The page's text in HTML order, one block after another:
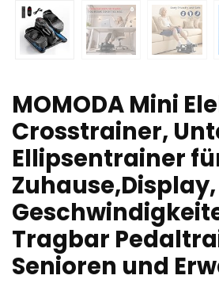
MOMODA Mini
Crosstrainer,
Ellipsentrainer
Zuhause,Display,
Tragbar
Senioren und